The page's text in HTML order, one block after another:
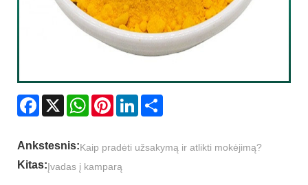
Facebook
X WhatsAppPinterestLinkedIn
Ankstesnis:Kaip pradėti užsakymą ir atlikti mokėjimą?
Kitas:Įvadas į kamparą